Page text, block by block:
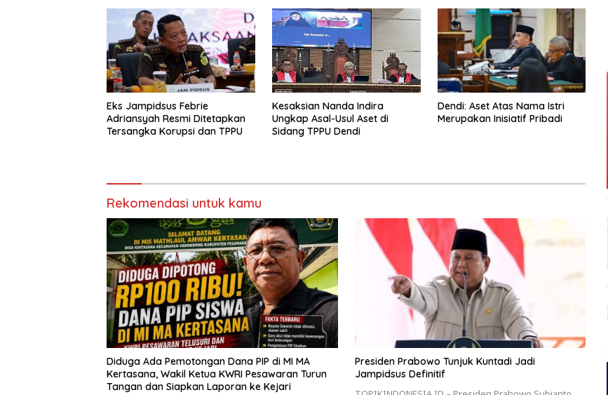
Eks Jampidsus Febrie
Adriansyah Resmi Ditetapkan
Tersangka Korupsi dan TPPU
Kesaksian Nanda Indira
Ungkap Asal-Usul Aset di
Sidang TPPU Dendi
Dendi: Aset Atas Nama Istri
Merupakan Inisiatif Pribadi
Rekomendasi untuk kamu
Diduga Ada Pemotongan Dana PIP di MI MA
Kertasana, Wakil Ketua KWRI Pesawaran Turun
Tangan dan Siapkan Laporan ke Kejari
Presiden Prabowo Tunjuk Kuntadi Jadi
Jampidsus Definitif